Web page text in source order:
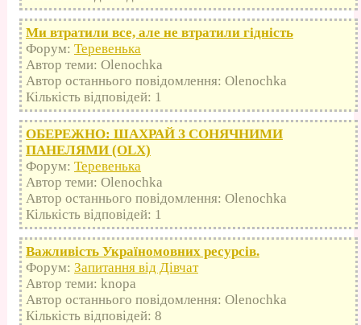
Ми втратили все, але не втратили гідність
Форум: Теревенька
Автор теми: Olenochka
Автор останнього повідомлення: Olenochka
Кількість відповідей: 1
ОБЕРЕЖНО: ШАХРАЙ З СОНЯЧНИМИ
ПАНЕЛЯМИ (OLX)
Форум: Теревенька
Автор теми: Olenochka
Автор останнього повідомлення: Olenochka
Кількість відповідей: 1
Важливість Україномовних ресурсів.
Форум: Запитання від Дівчат
Автор теми: knopa
Автор останнього повідомлення: Olenochka
Кількість відповідей: 8